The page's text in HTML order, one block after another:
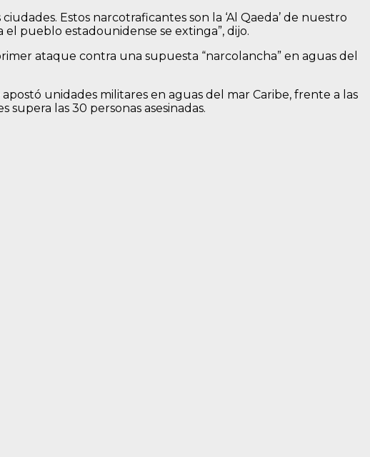
Estos narcotraficantes son la ‘Al Qaeda’ de nuestro
el pueblo estadounidense se extinga”, dijo.
ataque contra una supuesta “narcolancha” en aguas del
unidades militares en aguas del mar Caribe, frente a las
las 30 personas asesinadas.